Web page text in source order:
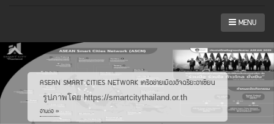
MENU
บทความที่เกี่ยวข้องกับอาเซียน
รูปภาพโดย ศูนย์การเรียนรู้อาเซียน กรมส่งเสริมการปกครอง
ท้องถิ่น
อ่านต่อ »